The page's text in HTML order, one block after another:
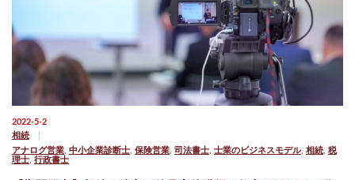
2022-5-2
相続
アナログ営業 中小企業診断士 保険営業 司法書士 士業のビジネスモデル, 相続 税
理士 行政書士